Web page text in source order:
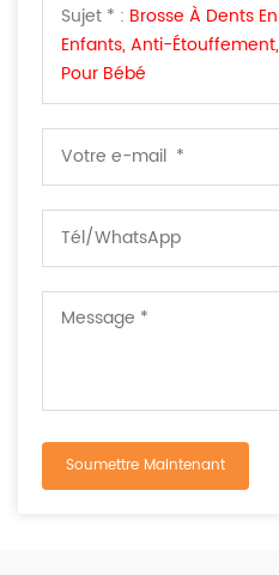
Sujet * : Brosse À Dents
Enfants, Anti-
Pour Bébé